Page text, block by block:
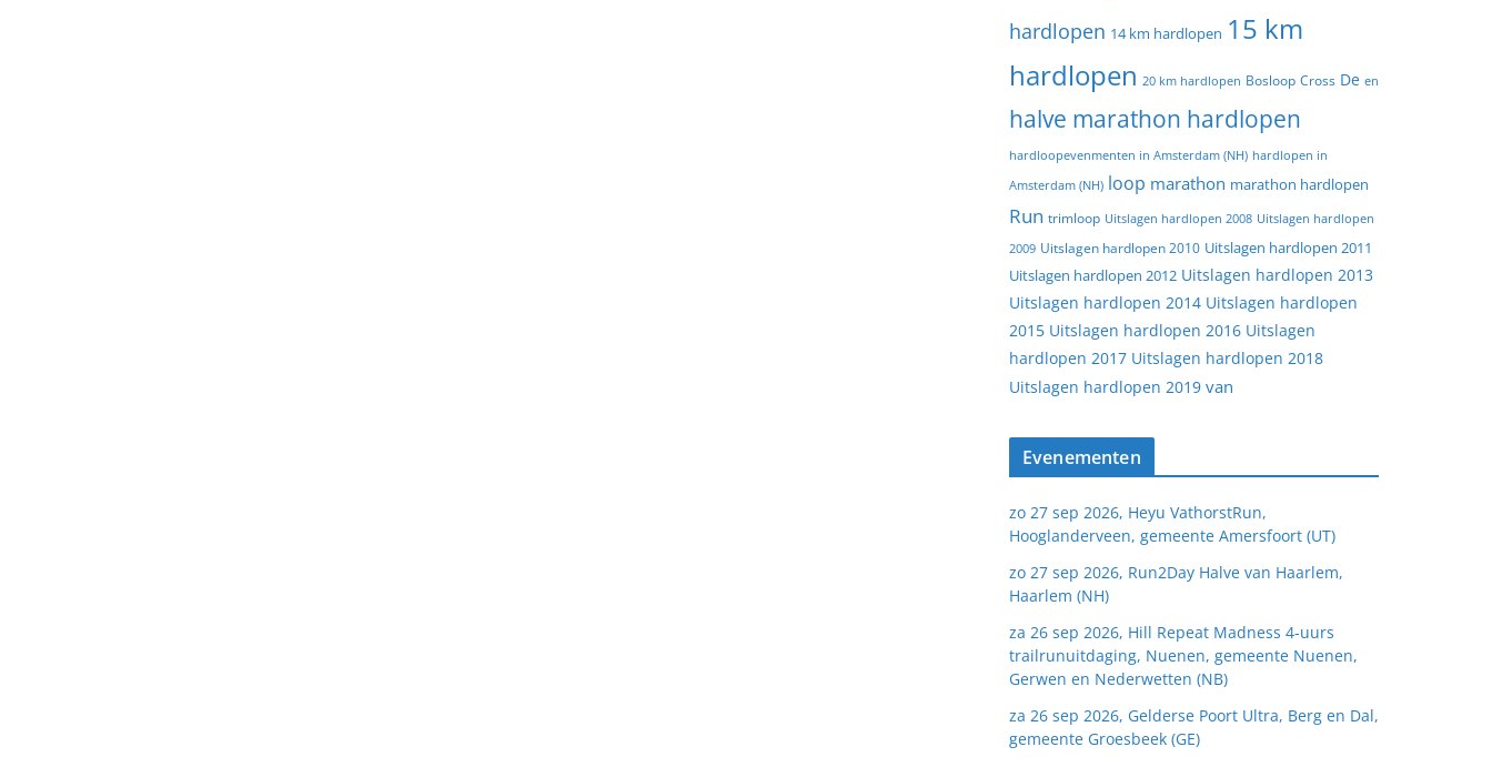
hardlopen 14 km hardlopen 15 km
hardlopen 20 km hardlopen Bosloop Cross De en
halve marathon hardlopen
hardloopevenmenten in Amsterdam (NH) hardlopen in
Amsterdam (NH) loop marathon marathon hardlopen
Run trimloop Uitslagen hardlopen 2008 Uitslagen hardlopen
2009 Uitslagen hardlopen 2010 Uitslagen hardlopen 2011
Uitslagen hardlopen 2012 Uitslagen hardlopen 2013
Uitslagen hardlopen 2014 Uitslagen hardlopen
2015 Uitslagen hardlopen 2016 Uitslagen
hardlopen 2017 Uitslagen hardlopen 2018
Uitslagen hardlopen 2019 van
Evenementen
zo 27 sep 2026, Heyu VathorstRun,
Hooglanderveen, gemeente Amersfoort (UT)
zo 27 sep 2026, Run2Day Halve van Haarlem,
Haarlem (NH)
za 26 sep 2026, Hill Repeat Madness 4-uurs
trailrunuitdaging, Nuenen, gemeente Nuenen,
Gerwen en Nederwetten (NB)
za 26 sep 2026, Gelderse Poort Ultra, Berg en Dal,
gemeente Groesbeek (GE)